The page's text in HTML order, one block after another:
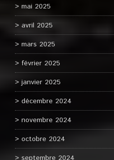
mai 2025
avril 2025
mars 2025
février 2025
janvier 2025
décembre 2024
novembre 2024
octobre 2024
septembre 2024